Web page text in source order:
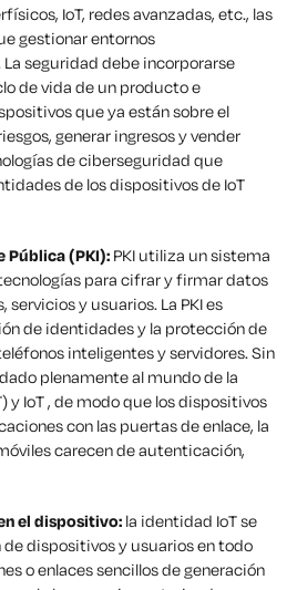
IoT, redes avanzadas, etc., las
gestionar entornos
seguridad debe incorporarse
de vida de un producto e
que ya están sobre el
generar ingresos y vender
de ciberseguridad que
de los dispositivos de IoT
Pública (PKI): PKI utiliza un sistema
para cifrar y firmar datos
y usuarios. La PKI es
de identidades y la protección de
inteligentes y servidores. Sin
plenamente al mundo de la
y IoT , de modo que los dispositivos
con las puertas de enlace, la
carecen de autenticación,
el dispositivo: la identidad IoT se
dispositivos y usuarios en todo
o enlaces sencillos de generación